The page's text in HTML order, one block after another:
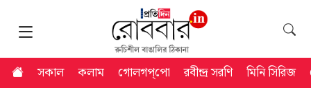
সকাল কলাম গোলগপ্‌পো রবীন্দ্র সরণি মিনি সিরিজ